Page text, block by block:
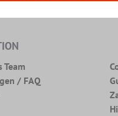
Team
/ FAQ